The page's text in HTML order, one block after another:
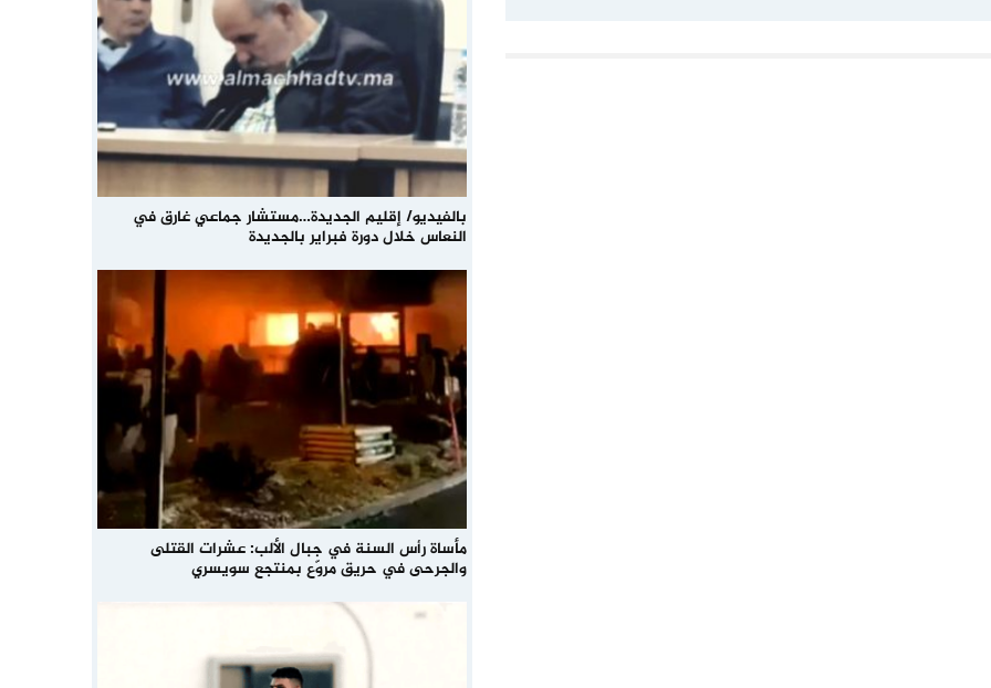
بالفيديو/ إقليم الجديدة…مستشار جماعي غارق في
النعاس خلال دورة فبراير بالجديدة
مأساة رأس السنة في جبال الألب: عشرات القتلى
والجرحى في حريق مروّع بمنتجع سويسري